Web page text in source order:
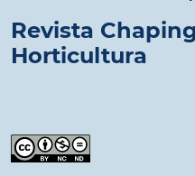
Revista
Horticultura